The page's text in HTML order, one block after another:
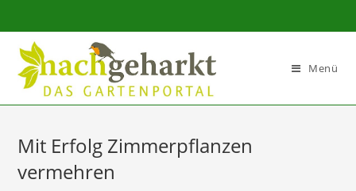
Sidebar-
Inhalt
Menü
Mit Erfolg Zimmerpflanzen
vermehren